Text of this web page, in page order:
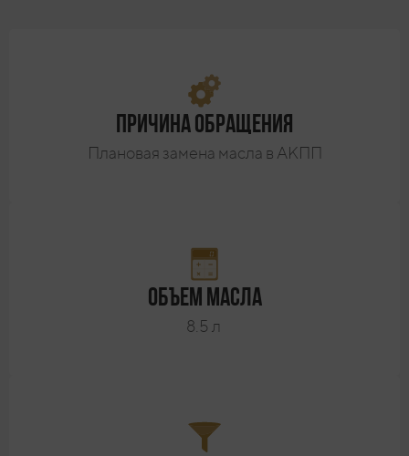
Причина обращения
Плановая замена масла в АКПП
Объем масла
8.5 л